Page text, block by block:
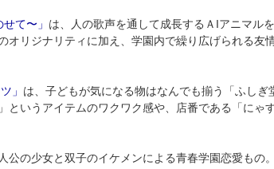
て〜」 は、人の歌声を通して成長するＡIアニマル
オリジナリティに加え、学園内で繰り広げられる友
」 は、子どもが気になる物はなんでも揃う「ふしぎ
というアイテムのワクワク感や、店番である「にゃ
公の少女と双子のイケメンによる青春学園恋愛もの